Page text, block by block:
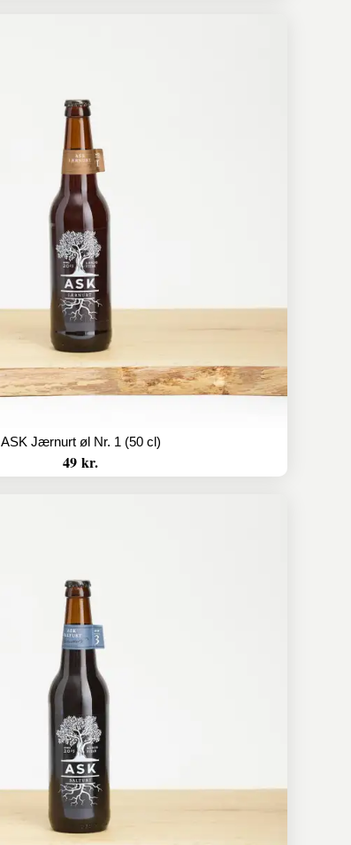
ASK Jærnurt øl Nr. 1 (50 cl)
49 kr.